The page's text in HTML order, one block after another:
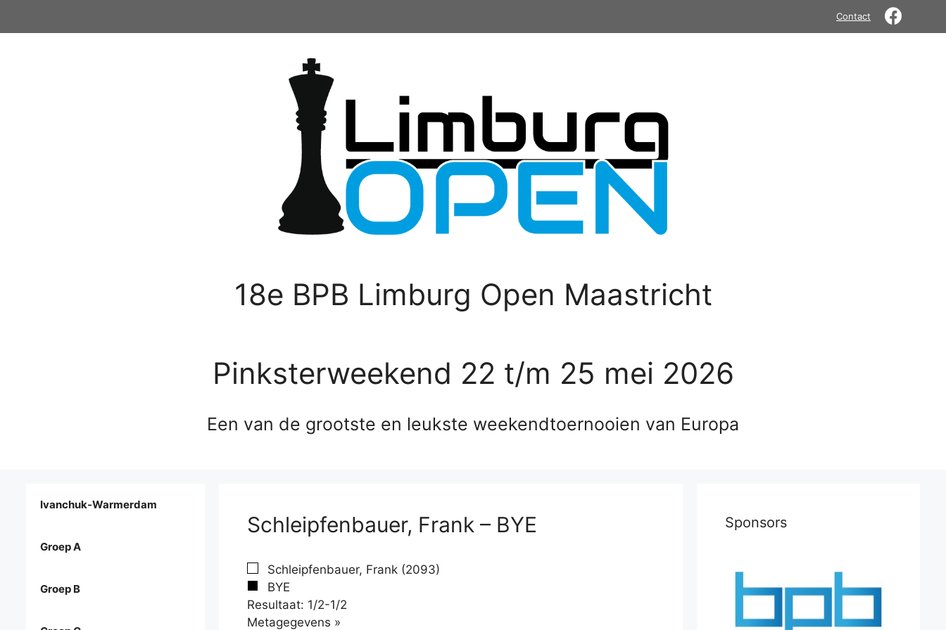
Contact
18e BPB Limburg Open Maastricht
Pinksterweekend 22 t/m 25 mei 2026
Een van de grootste en leukste weekendtoernooien van Europa
Schleipfenbauer, Frank – BYE
Schleipfenbauer, Frank (2093)
BYE
Resultaat: 1/2-1/2
Metagegevens »
Ivanchuk-Warmerdam
Groep A
Groep B
Sponsors